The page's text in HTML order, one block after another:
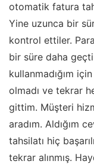
otomatik fatura
Yine uzunca bir
kontrol ettiler.
bir süre daha
kullanmadığım
olmadı ve tekrar
gittim. Müşteri
aradım. Aldığım
tahsilatı hiç
tekrar alınmış.